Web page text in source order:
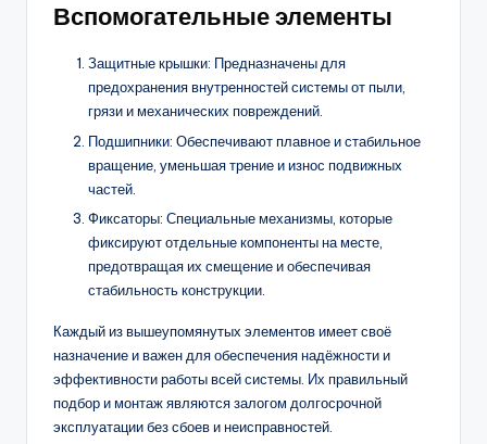
Вспомогательные элементы
Защитные крышки: Предназначены для
предохранения внутренностей системы от пыли,
грязи и механических повреждений.
Подшипники: Обеспечивают плавное и стабильное
вращение, уменьшая трение и износ подвижных
частей.
Фиксаторы: Специальные механизмы, которые
фиксируют отдельные компоненты на месте,
предотвращая их смещение и обеспечивая
стабильность конструкции.
Каждый из вышеупомянутых элементов имеет своё
назначение и важен для обеспечения надёжности и
эффективности работы всей системы. Их правильный
подбор и монтаж являются залогом долгосрочной
эксплуатации без сбоев и неисправностей.